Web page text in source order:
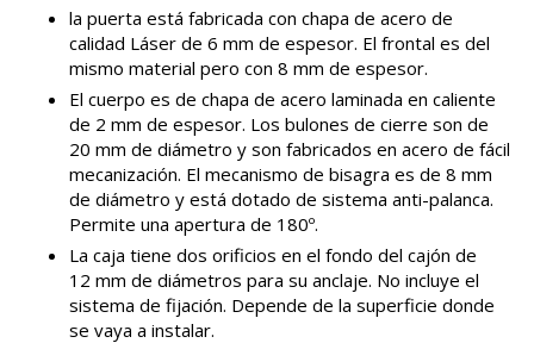
la puerta está fabricada con chapa de acero de
calidad Láser de 6 mm de espesor. El frontal es del
mismo material pero con 8 mm de espesor.
El cuerpo es de chapa de acero laminada en caliente
de 2 mm de espesor. Los bulones de cierre son de
20 mm de diámetro y son fabricados en acero de fácil
mecanización. El mecanismo de bisagra es de 8 mm
de diámetro y está dotado de sistema anti-palanca.
Permite una apertura de 180º.
La caja tiene dos orificios en el fondo del cajón de
12 mm de diámetros para su anclaje. No incluye el
sistema de fijación. Depende de la superficie donde
se vaya a instalar.